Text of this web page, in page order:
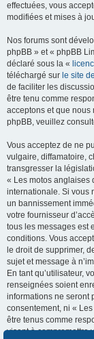
effectuées, vous
modifiées et mises à
Nos forums sont
phpBB » et « phpBB
déclaré sous la «
téléchargé sur le site
de faciliter les
être tenu comme
acceptons et que nous
phpBB, veuillez
Vous acceptez de ne
vulgaire, diffamatoire,
transgresser la
« Les motos anglaises
internationale. Si vous
un bannissement
votre fournisseur
tous les messages est
conditions. Vous
le droit de supprimer,
sujet et message à
En tant qu’utilisateur,
renseignées soient
informations ne seront
consentement, ni «
être tenus comme
visant à compromettre